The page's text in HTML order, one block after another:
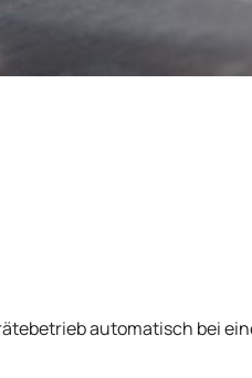
automatisch bei